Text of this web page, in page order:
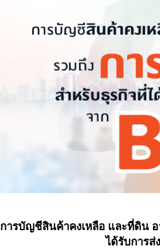
การบัญชีสินค้าคงเหลือ และที่ดิน
ได้รับการส่